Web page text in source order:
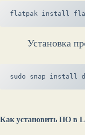
flatpak install
Установка
sudo snap install
Как установить ПО в